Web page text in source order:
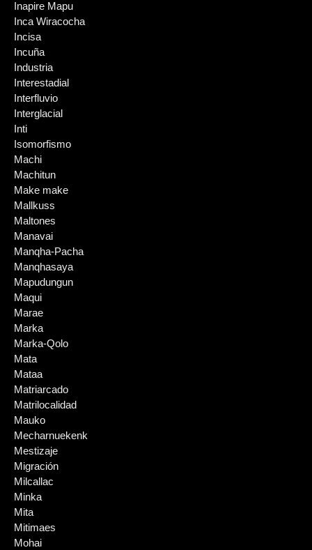
Inapire Mapu
Inca Wiracocha
Incisa
Incuña
Industria
Interestadial
Interfluvio
Interglacial
Inti
Isomorfismo
Machi
Machitun
Make make
Mallkuss
Maltones
Manavai
Manqha-Pacha
Manqhasaya
Mapudungun
Maqui
Marae
Marka
Marka-Qolo
Mata
Mataa
Matriarcado
Matrilocalidad
Mauko
Mecharnuekenk
Mestizaje
Migración
Milcallac
Minka
Mita
Mitimaes
Mohai